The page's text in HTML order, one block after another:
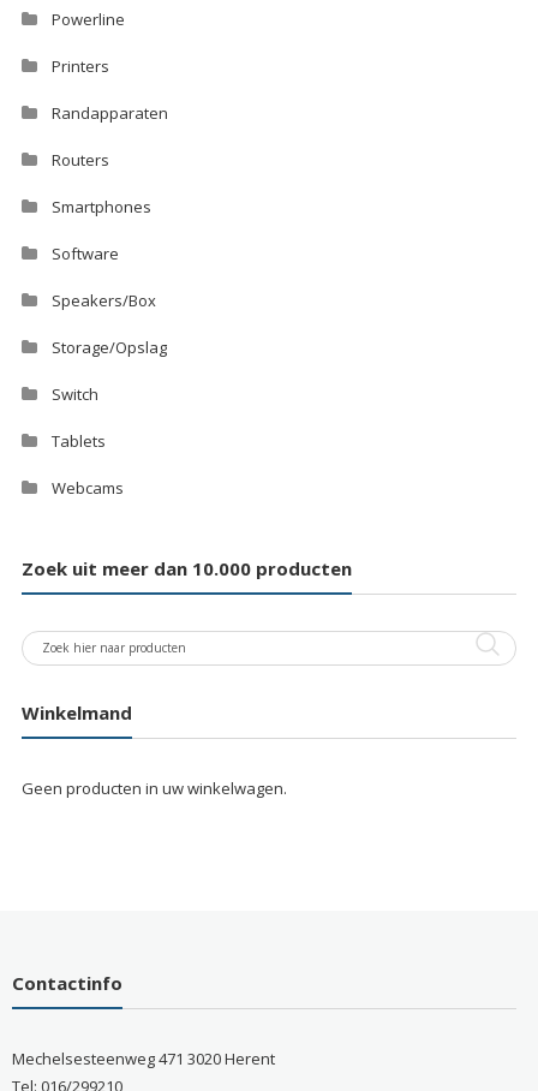
Powerline
Printers
Randapparaten
Routers
Smartphones
Software
Speakers/Box
Storage/Opslag
Switch
Tablets
Webcams
Zoek uit meer dan 10.000 producten
Winkelmand
Geen producten in uw winkelwagen.
Contactinfo
Mechelsesteenweg 471 3020 Herent
Tel: 016/299210